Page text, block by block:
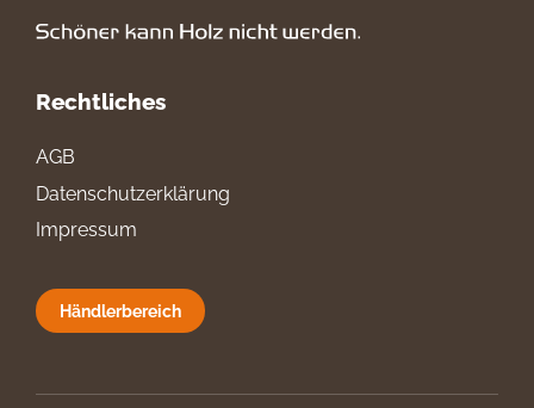
Rechtliches
AGB
Datenschutzerklärung
Impressum
Händlerbereich